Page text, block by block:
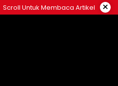
Scroll Untuk Membaca Artikel ×